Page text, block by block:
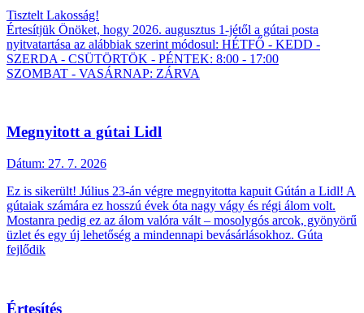
Tisztelt Lakosság!
Értesítjük Önöket, hogy 2026. augusztus 1-jétől a gútai posta
nyitvatartása az alábbiak szerint módosul: HÉTFŐ - KEDD -
SZERDA - CSÜTÖRTÖK - PÉNTEK: 8:00 - 17:00
SZOMBAT - VASÁRNAP: ZÁRVA
Megnyitott a gútai Lidl
Dátum: 27. 7. 2026
Ez is sikerült! Július 23-án végre megnyitotta kapuit Gútán a Lidl! A
gútaiak számára ez hosszú évek óta nagy vágy és régi álom volt.
Mostanra pedig ez az álom valóra vált – mosolygós arcok, gyönyörű
üzlet és egy új lehetőség a mindennapi bevásárlásokhoz. Gúta
fejlődik
Értesítés